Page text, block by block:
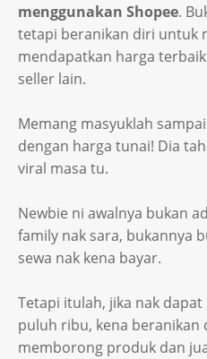
menggunakan Shopee.
tetapi beranikan diri untuk
mendapatkan harga
seller lain.
Memang masyuklah
dengan harga tunai! Dia
viral masa tu.
Newbie ni awalnya bukan
family nak sara, bukannya
sewa nak kena bayar.
Tetapi itulah, jika nak
puluh ribu, kena beranikan
memborong produk dan